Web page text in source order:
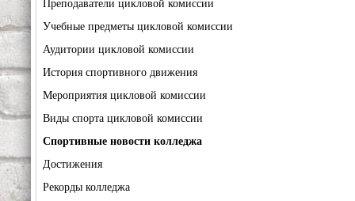
Преподаватели цикловой комиссии
Учебные предметы цикловой комиссии
Аудитории цикловой комиссии
История спортивного движения
Мероприятия цикловой комиссии
Виды спорта цикловой комиссии
Спортивные новости колледжа
Достижения
Рекорды колледжа